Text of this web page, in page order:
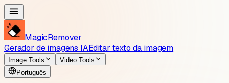
MagicRemover
Gerador de imagens IAEditar texto da imagem
Image Tools
Video Tools
Português